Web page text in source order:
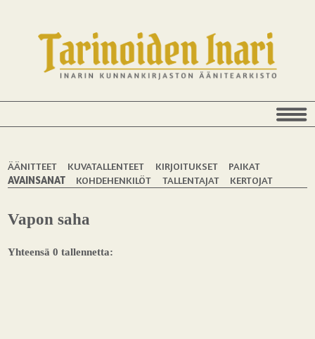
ÄÄNITTEET KUVATALLENTEET KIRJOITUKSET
PAIKAT
AVAINSANAT
KOHDEHENKILÖT TALLENTAJAT KERTOJAT
Vapon saha
Yhteensä 0 tallennetta: